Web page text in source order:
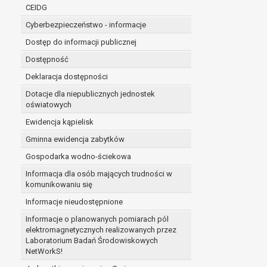
CEIDG
Cyberbezpieczeństwo - informacje
Dostęp do informacji publicznej
Dostępność
Deklaracja dostępności
Dotacje dla niepublicznych jednostek
oświatowych
Ewidencja kąpielisk
Gminna ewidencja zabytków
Gospodarka wodno-ściekowa
Informacja dla osób mających trudności w
komunikowaniu się
Informacje nieudostępnione
Informacje o planowanych pomiarach pól
elektromagnetycznych realizowanych przez
Laboratorium Badań Środowiskowych
NetWorkS!
administratorowi bądź
niezbędność przetwarzania do celów
Z przyczyn związanych z Pani/Pana
ustalenia, dochodzenia lub obrony roszczeń.
W przypadku gdy przetwarzanie danych osobowych
prawo do cofnięcia tej zgody w dowolnym momencie.
Przysługuje Pani/Panu prawo wniesienia skargi do
Organem właściwym do wniesienia skargi jest Prezes
W zależności od sfery, w której przetwarzane są
Pani/Pana dane nie będą poddawane